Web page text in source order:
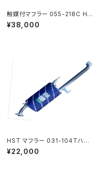
触媒付マフラー 055-218C HS
T製ハイゼット S321V S331V
純正同等 車検対応 本体オール
¥38,000
HST マフラー 031-104Tハイ
エース TRH221K(2WD) トヨタ
本体オールステンレス パイプス
¥22,000